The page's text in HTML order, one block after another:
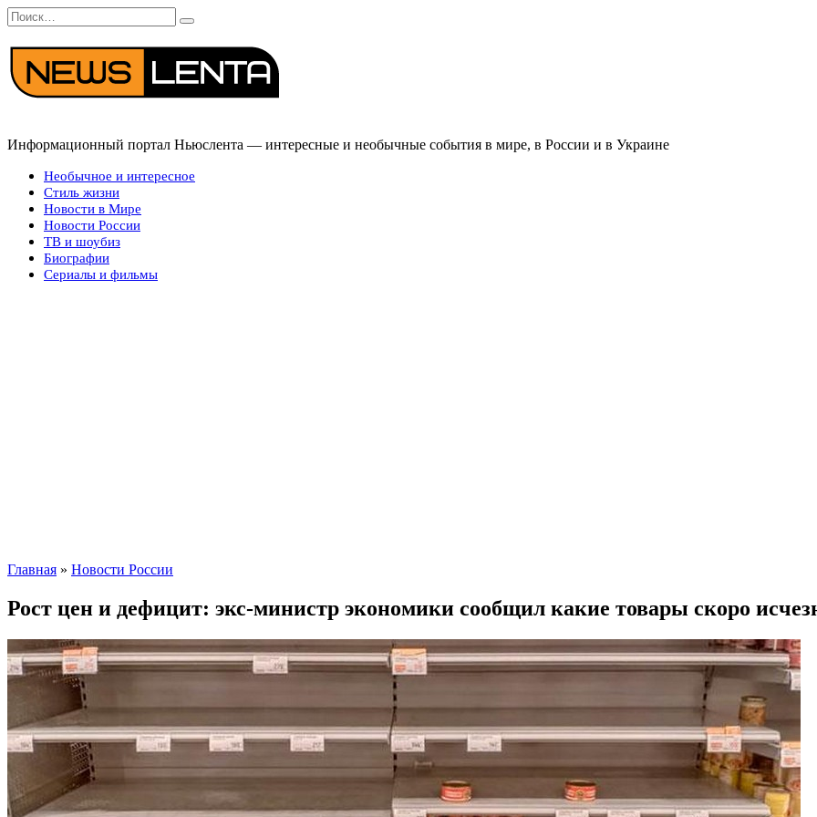
Перейти
к
содержанию
Search
for:
Информационный портал Ньюслента — интересные и необычные события в мире, в России и в Украине
Необычное и интересное
Стиль жизни
Новости в Мире
Новости России
ТВ и шоубиз
Биографии
Сериалы и фильмы
Главная » Новости России
Рост цен и дефицит: экс-министр экономики сообщил какие товары скоро